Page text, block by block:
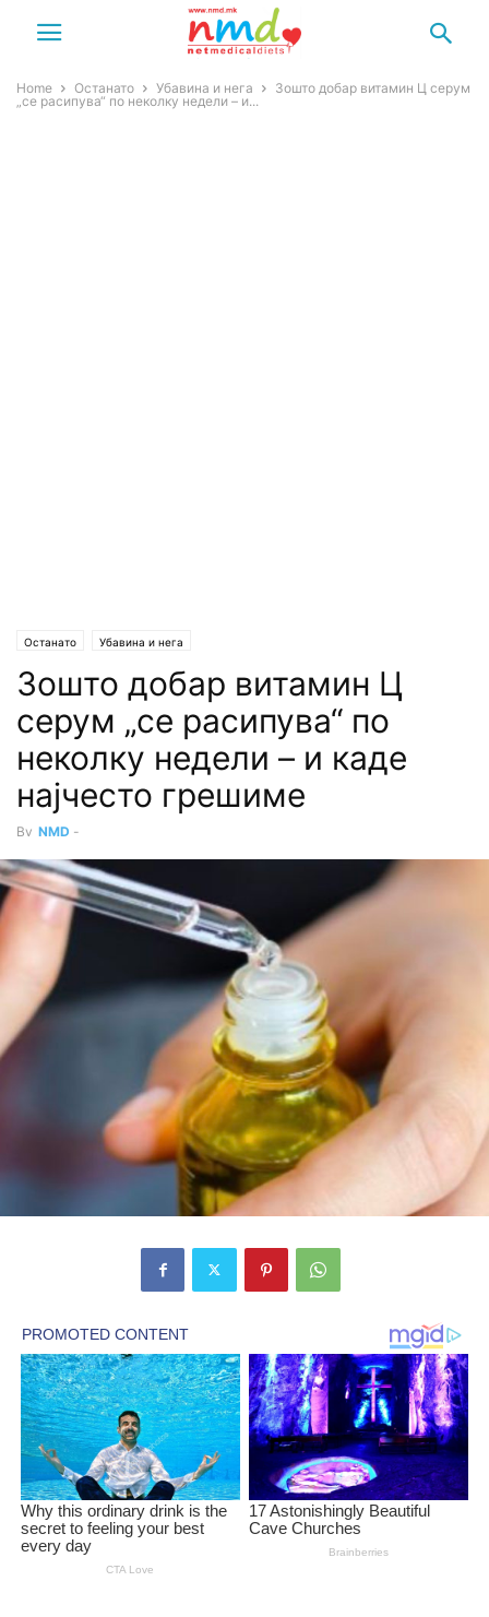
Home Останато Убавина и нега
Зошто добар витамин Ц серум
„се расипува“ по неколку недели – и...
Останато Убавина и нега
Зошто добар витамин Ц
серум „се расипува“ по
неколку недели – и каде
најчесто грешиме
By NMD -